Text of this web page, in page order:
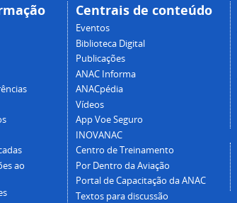
ao
Centrais de conteúdo
Eventos
Biblioteca Digital
Publicações
ANAC Informa
ANACpédia
Vídeos
App Voe Seguro
INOVANAC
Centro de Treinamento
Por Dentro da Aviação
Portal de Capacitação da ANAC
Textos para discussão